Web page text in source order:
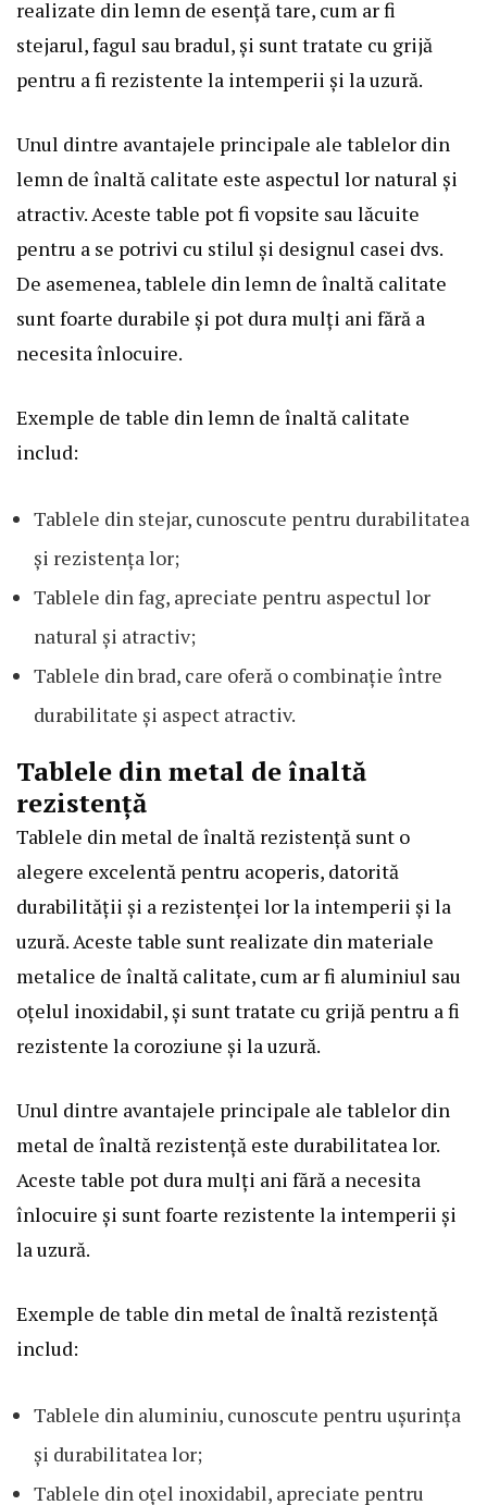
realizate din lemn de esență tare, cum ar fi
stejarul, fagul sau bradul, și sunt tratate cu grijă
pentru a fi rezistente la intemperii și la uzură.
Unul dintre avantajele principale ale tablelor din
lemn de înaltă calitate este aspectul lor natural și
atractiv. Aceste table pot fi vopsite sau lăcuite
pentru a se potrivi cu stilul și designul casei dvs.
De asemenea, tablele din lemn de înaltă calitate
sunt foarte durabile și pot dura mulți ani fără a
necesita înlocuire.
Exemple de table din lemn de înaltă calitate
includ:
Tablele din stejar, cunoscute pentru durabilitatea
și rezistența lor;
Tablele din fag, apreciate pentru aspectul lor
natural și atractiv;
Tablele din brad, care oferă o combinație între
durabilitate și aspect atractiv.
Tablele din metal de înaltă
rezistență
Tablele din metal de înaltă rezistență sunt o
alegere excelentă pentru acoperis, datorită
durabilității și a rezistenței lor la intemperii și la
uzură. Aceste table sunt realizate din materiale
metalice de înaltă calitate, cum ar fi aluminiul sau
oțelul inoxidabil, și sunt tratate cu grijă pentru a fi
rezistente la coroziune și la uzură.
Unul dintre avantajele principale ale tablelor din
metal de înaltă rezistență este durabilitatea lor.
Aceste table pot dura mulți ani fără a necesita
înlocuire și sunt foarte rezistente la intemperii și
la uzură.
Exemple de table din metal de înaltă rezistență
includ:
Tablele din aluminiu, cunoscute pentru ușurința
și durabilitatea lor;
Tablele din oțel inoxidabil, apreciate pentru